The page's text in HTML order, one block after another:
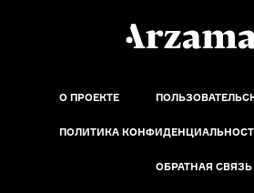
О ПРОЕКТЕ
ПОЛИТИКА
ОБРАТНАЯ СВЯЗЬ